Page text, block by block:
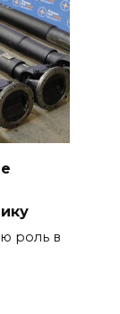
роль в